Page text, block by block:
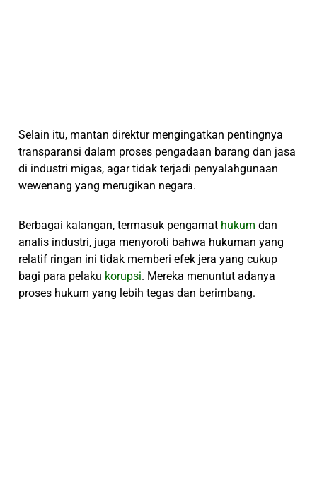
Selain itu, mantan direktur mengingatkan pentingnya
transparansi dalam proses pengadaan barang dan jasa
di industri migas, agar tidak terjadi penyalahgunaan
wewenang yang merugikan negara.
Berbagai kalangan, termasuk pengamat hukum dan
analis industri, juga menyoroti bahwa hukuman yang
relatif ringan ini tidak memberi efek jera yang cukup
bagi para pelaku korupsi. Mereka menuntut adanya
proses hukum yang lebih tegas dan berimbang.